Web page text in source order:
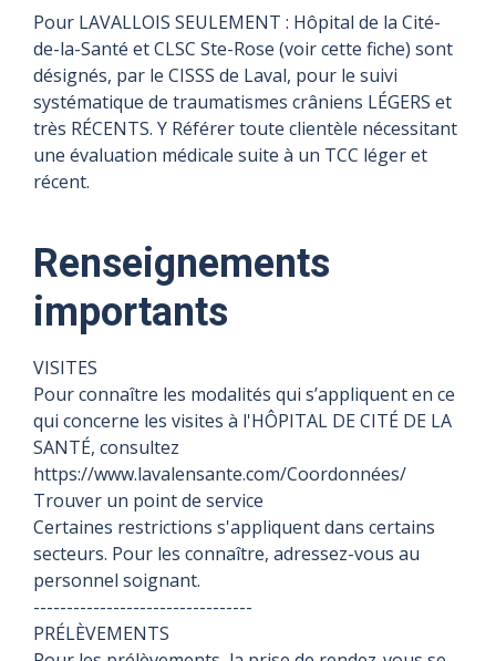
Pour LAVALLOIS SEULEMENT : Hôpital de la Cité-
de-la-Santé et CLSC Ste-Rose (voir cette fiche) sont
désignés, par le CISSS de Laval, pour le suivi
systématique de traumatismes crâniens LÉGERS et
très RÉCENTS. Y Référer toute clientèle nécessitant
une évaluation médicale suite à un TCC léger et
récent.
Renseignements
importants
VISITES
Pour connaître les modalités qui s’appliquent en ce
qui concerne les visites à l'HÔPITAL DE CITÉ DE LA
SANTÉ, consultez
https://www.lavalensante.com/Coordonnées/
Trouver un point de service
Certaines restrictions s'appliquent dans certains
secteurs. Pour les connaître, adressez-vous au
personnel soignant.
---------------------------------
PRÉLÈVEMENTS